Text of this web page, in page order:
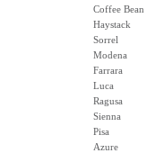
Coffee Bean
Haystack
Sorrel
Modena
Farrara
Luca
Ragusa
Sienna
Pisa
Azure